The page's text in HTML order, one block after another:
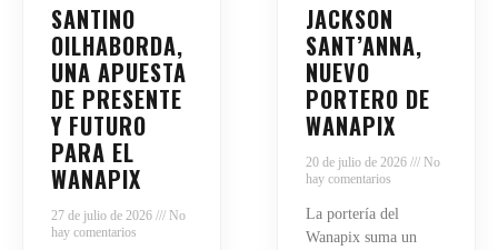
SANTINO
OILHABORDA,
UNA APUESTA
DE PRESENTE
Y FUTURO
PARA EL
WANAPIX
27 de julio de 2026
No
hay comentarios
JACKSON
SANT’ANNA,
NUEVO
PORTERO DE
WANAPIX
20 de julio de 2026
No
hay comentarios
La portería del
Wanapix suma un